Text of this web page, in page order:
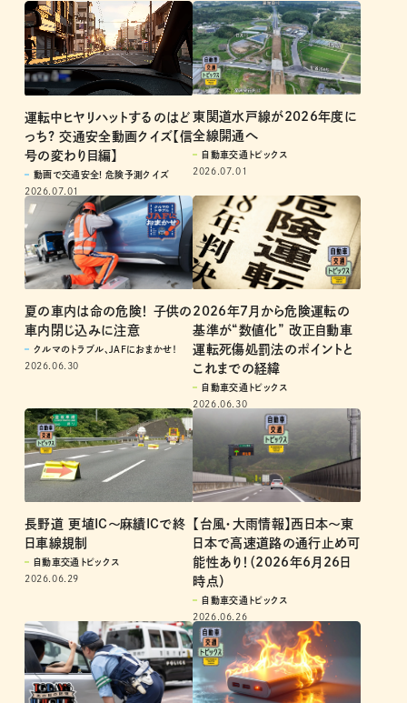
2026.07.06
運転中ヒヤリハットするのはど
っち? 交通安全動画クイズ【信
号の変わり目編】
動画で交通安全! 危険予測クイズ
2026.07.01
東関道水戸線が2026年度に
全線開通へ
自動車交通トピックス
夏の車内は命の危険！ 子供の
車内閉じ込みに注意
クルマのトラブル、JAFにおまかせ！
2026年7月から危険運転の
基準が“数値化” 改正自動車
運転死傷処罰法のポイントと
これまでの経緯
自動車交通トピックス
2026.06.30
長野道 更埴IC～麻績ICで終
日車線規制
自動車交通トピックス
【台風・大雨情報】西日本〜東
日本で高速道路の通行止め可
能性あり！（2026年6月26日
時点）
自動車交通トピックス
2026.06.26